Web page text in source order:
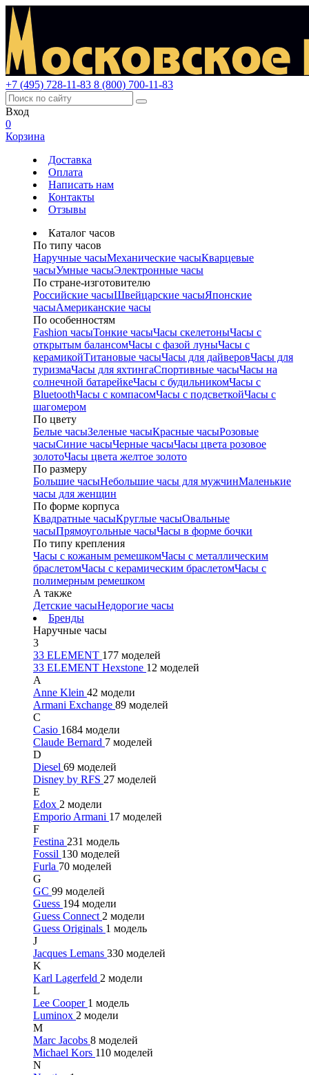
+7 (495) 728-11-83 8 (800) 700-11-83
Вход
0
Корзина
Доставка
Оплата
Написать нам
Контакты
Отзывы
Каталог часов
По типу часов
Наручные часыМеханические часыКварцевые
часыУмные часыЭлектронные часы
По стране-изготовителю
Российские часыШвейцарские часыЯпонские
часыАмериканские часы
По особенностям
Fashion часыТонкие часыЧасы скелетоныЧасы с
открытым балансомЧасы с фазой луныЧасы с
керамикойТитановые часыЧасы для дайверовЧасы для
туризмаЧасы для яхтингаСпортивные часыЧасы на
солнечной батарейкеЧасы с будильникомЧасы с
BluetoothЧасы с компасомЧасы с подсветкойЧасы с
шагомером
По цвету
Белые часыЗеленые часыКрасные часыРозовые
часыСиние часыЧерные часыЧасы цвета розовое
золотоЧасы цвета желтое золото
По размеру
Большие часыНебольшие часы для мужчинМаленькие
часы для женщин
По форме корпуса
Квадратные часыКруглые часыОвальные
часыПрямоугольные часыЧасы в форме бочки
По типу крепления
Часы с кожаным ремешкомЧасы с металлическим
браслетомЧасы с керамическим браслетомЧасы с
полимерным ремешком
А также
Детские часыНедорогие часы
Бренды
Наручные часы
3
33 ELEMENT 177 моделей
33 ELEMENT Hexstone 12 моделей
A
Anne Klein 42 модели
Armani Exchange 89 моделей
C
Casio 1684 модели
Claude Bernard 7 моделей
D
Diesel 69 моделей
Disney by RFS 27 моделей
E
Edox 2 модели
Emporio Armani 17 моделей
F
Festina 231 модель
Fossil 130 моделей
Furla 70 моделей
G
GC 99 моделей
Guess 194 модели
Guess Connect 2 модели
Guess Originals 1 модель
J
Jacques Lemans 330 моделей
K
Karl Lagerfeld 2 модели
L
Lee Cooper 1 модель
Luminox 2 модели
M
Marc Jacobs 8 моделей
Michael Kors 110 моделей
N